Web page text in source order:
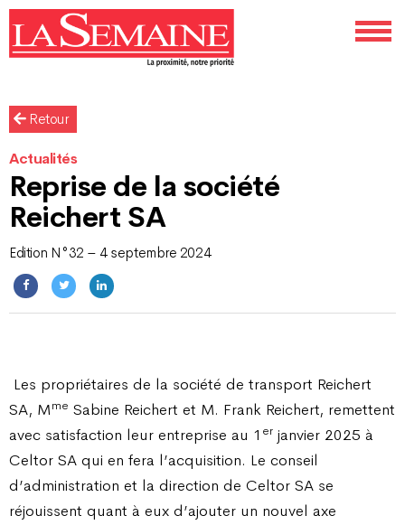
Retour
Actualités
Reprise de la société
Reichert SA
Edition N°32 – 4 septembre 2024
Les propriétaires de la société de transport Reichert
SA, Mme Sabine Reichert et M. Frank Reichert, remettent
avec satisfaction leur entreprise au 1 er janvier 2025 à
Celtor SA qui en fera l’acquisition. Le conseil
d’administration et la direction de Celtor SA se
réjouissent quant à eux d’ajouter un nouvel axe